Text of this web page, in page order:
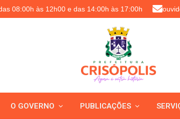
08:00h às 12h00 e das 14:00h às 17:00h
O GOVERNO PUBLICAÇÕES